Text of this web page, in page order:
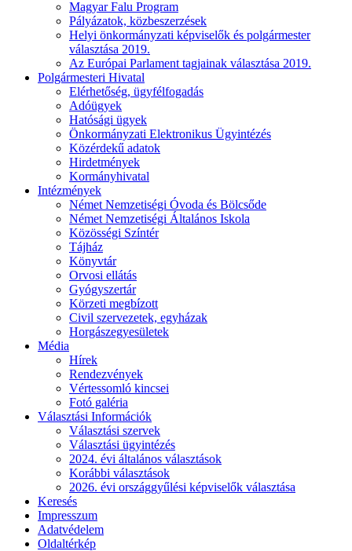
Magyar Falu Program
Pályázatok, közbeszerzések
Helyi önkormányzati képviselők és polgármester
választása 2019.
Az Európai Parlament tagjainak választása 2019.
Polgármesteri Hivatal
Elérhetőség, ügyfélfogadás
Adóügyek
Hatósági ügyek
Önkormányzati Elektronikus Ügyintézés
Közérdekű adatok
Hirdetmények
Kormányhivatal
Intézmények
Német Nemzetiségi Óvoda és Bölcsőde
Német Nemzetiségi Általános Iskola
Közösségi Színtér
Tájház
Könyvtár
Orvosi ellátás
Gyógyszertár
Körzeti megbízott
Civil szervezetek, egyházak
Horgászegyesületek
Média
Hírek
Rendezvények
Vértessomló kincsei
Fotó galéria
Választási Információk
Választási szervek
Választási ügyintézés
2024. évi általános választások
Korábbi választások
2026. évi országgyűlési képviselők választása
Keresés
Impresszum
Adatvédelem
Oldaltérkép